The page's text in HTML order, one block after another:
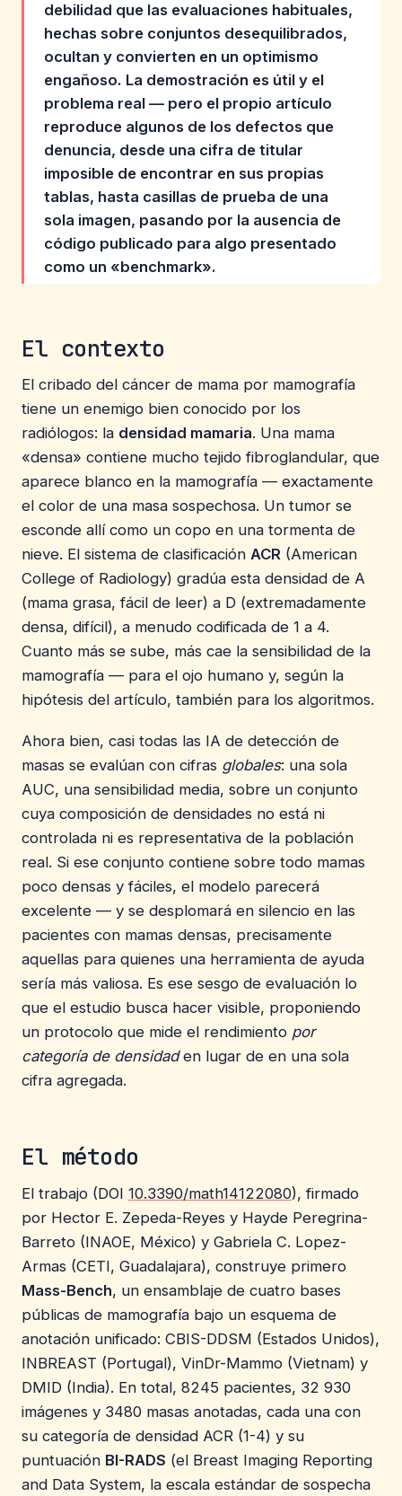
debilidad que las evaluaciones habituales,
hechas sobre conjuntos desequilibrados,
ocultan y convierten en un optimismo
engañoso. La demostración es útil y el
problema real — pero el propio artículo
reproduce algunos de los defectos que
denuncia, desde una cifra de titular
imposible de encontrar en sus propias
tablas, hasta casillas de prueba de una
sola imagen, pasando por la ausencia de
código publicado para algo presentado
como un «benchmark».
El contexto
El cribado del cáncer de mama por mamografía
tiene un enemigo bien conocido por los
radiólogos: la densidad mamaria. Una mama
«densa» contiene mucho tejido fibroglandular, que
aparece blanco en la mamografía — exactamente
el color de una masa sospechosa. Un tumor se
esconde allí como un copo en una tormenta de
nieve. El sistema de clasificación ACR (American
College of Radiology) gradúa esta densidad de A
(mama grasa, fácil de leer) a D (extremadamente
densa, difícil), a menudo codificada de 1 a 4.
Cuanto más se sube, más cae la sensibilidad de la
mamografía — para el ojo humano y, según la
hipótesis del artículo, también para los algoritmos.
Ahora bien, casi todas las IA de detección de
masas se evalúan con cifras globales: una sola
AUC, una sensibilidad media, sobre un conjunto
cuya composición de densidades no está ni
controlada ni es representativa de la población
real. Si ese conjunto contiene sobre todo mamas
poco densas y fáciles, el modelo parecerá
excelente — y se desplomará en silencio en las
pacientes con mamas densas, precisamente
aquellas para quienes una herramienta de ayuda
sería más valiosa. Es ese sesgo de evaluación lo
que el estudio busca hacer visible, proponiendo
un protocolo que mide el rendimiento por
categoría de densidaden lugar de en una sola
cifra agregada.
El método
El trabajo (DOI 10.3390/math14122080), firmado
por Hector E. Zepeda-Reyes y Hayde Peregrina-
Barreto (INAOE, México) y Gabriela C. Lopez-
Armas (CETI, Guadalajara), construye primero
Mass-Bench, un ensamblaje de cuatro bases
públicas de mamografía bajo un esquema de
anotación unificado: CBIS-DDSM (Estados Unidos),
INBREAST (Portugal), VinDr-Mammo (Vietnam) y
DMID (India). En total, 8245 pacientes, 32 930
imágenes y 3480 masas anotadas, cada una con
su categoría de densidad ACR (1-4) y su
puntuación BI-RADS (el Breast Imaging Reporting
and Data System, la escala estándar de sospecha